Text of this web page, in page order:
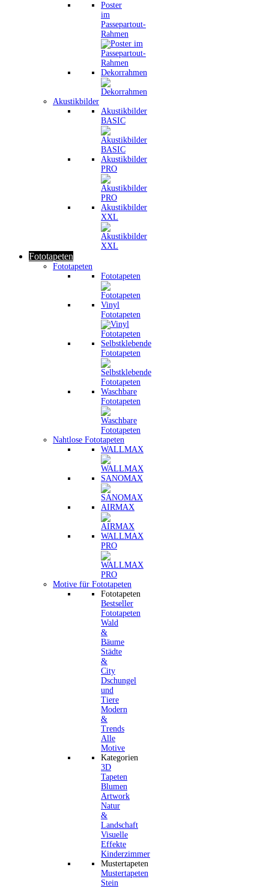
Poster
im
Passepartout-
Rahmen
Dekorrahmen
Akustikbilder
Akustikbilder
BASIC
Akustikbilder
PRO
Akustikbilder
XXL
Fototapeten
Fototapeten
Fototapeten
Vinyl
Fototapeten
Selbstklebende
Fototapeten
Waschbare
Fototapeten
Nahtlose Fototapeten
WALLMAX
SANOMAX
AIRMAX
WALLMAX
PRO
Motive für Fototapeten
Fototapeten
Bestseller
Fototapeten
Wald
&
Bäume
Städte
&
City
Dschungel
und
Tiere
Modern
&
Trends
Alle
Motive
Kategorien
3D
Tapeten
Blumen
Artwork
Natur
&
Landschaft
Visuelle
Effekte
Kinderzimmer
Mustertapeten
Mustertapeten
Stein